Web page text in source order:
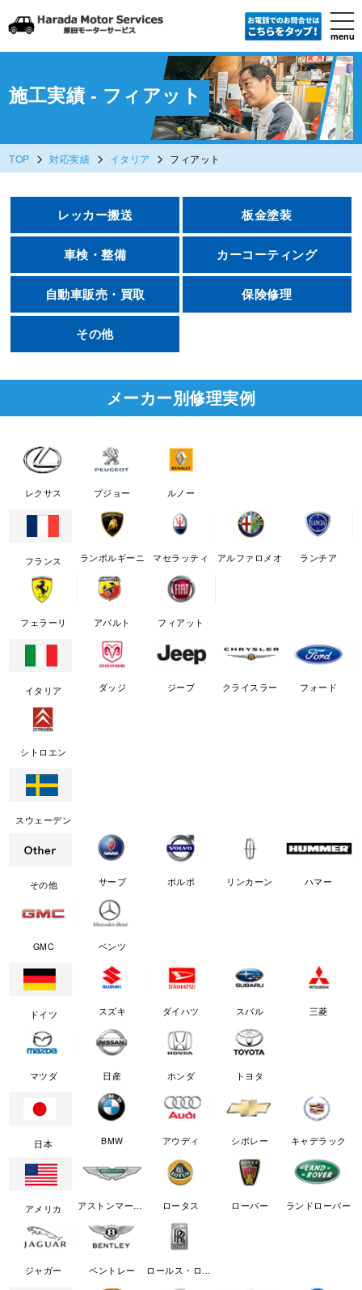
Skip
content
menu
施工実績 - フィアット
TOP > 対応実績 > イタリア > フィアット
レッカー搬送 板金塗装
車検・整備 カーコーティング
自動車販売・買取 保険修理
その他
メーカー別修理実例
レクサス プジョー ルノー
フランス ランボルギーニ マセラッティ アルファロメオ ランチア
フェラーリ アバルト フィアット
イタリア ダッジ ジープ クライスラー フォード
シトロエン
スウェーデン
その他 サーブ ボルボ リンカーン ハマー
GMC ベンツ
ドイツ スズキ ダイハツ スバル 三菱
マツダ 日産 ホンダ トヨタ
日本 BMW アウディ シボレー キャデラック
アメリカ アストンマーチン ロータス ローバー ランドローバー
ジャガー ベントレー ロールス・ロイス